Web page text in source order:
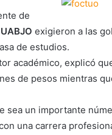
de
UABJO exigieron a las
de estudios.
académico, explicó
de pesos mientras
sea un importante
una carrera